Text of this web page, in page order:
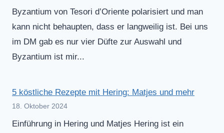
Byzantium von Tesori d’Oriente polarisiert und man
kann nicht behaupten, dass er langweilig ist. Bei uns
im DM gab es nur vier Düfte zur Auswahl und
Byzantium ist mir...
5 köstliche Rezepte mit Hering: Matjes und mehr
18. Oktober 2024
Einführung in Hering und Matjes Hering ist ein